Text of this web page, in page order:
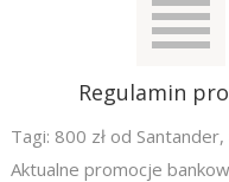
Regulamin
Tagi: 800 zł od Santander,
Aktualne promocje